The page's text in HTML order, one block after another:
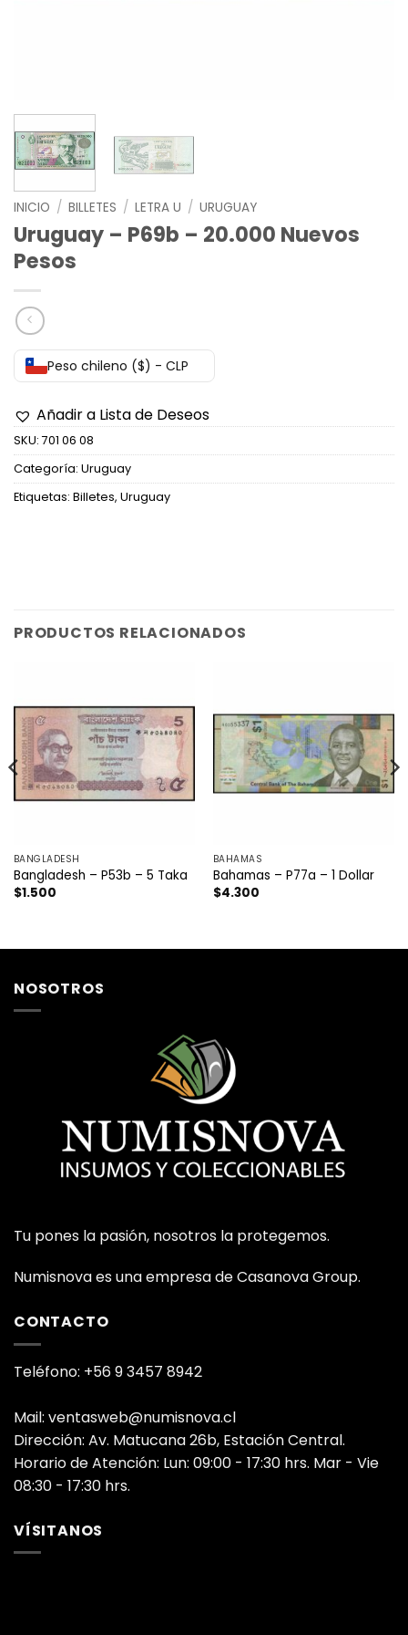
INICIO / BILLETES / LETRA U / URUGUAY
Uruguay – P69b – 20.000 Nuevos
Pesos
Peso chileno ($) - CLP
Añadir a Lista de Deseos
SKU: 701 06 08
Categoría: Uruguay
Etiquetas: Billetes, Uruguay
PRODUCTOS RELACIONADOS
BANGLADESH
Bangladesh – P53b – 5 Taka
$1.500
BAHAMAS
Bahamas – P77a – 1 Dollar
$4.300
NOSOTROS
Tu pones la pasión, nosotros la protegemos.
Numisnova es una empresa de Casanova Group.
CONTACTO
Teléfono: +56 9 3457 8942
Mail: ventasweb@numisnova.cl
Dirección: Av. Matucana 26b, Estación Central.
Horario de Atención: Lun: 09:00 - 17:30 hrs. Mar - Vie
08:30 - 17:30 hrs.
VÍSITANOS